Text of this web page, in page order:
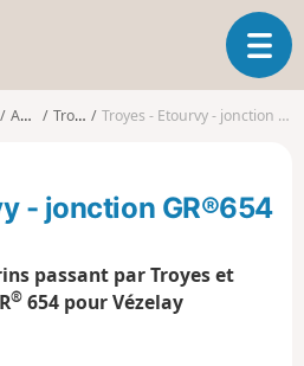
o
O
u
l
Aube Troyes Troyes - Etourvy - jonction GR®654
- jonction GR®654
passant par Troyes et
® 654 pour Vézelay